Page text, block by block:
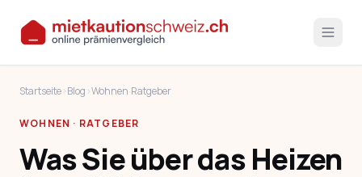
Startseite›Blog ›Wohnen·Ratgeber
WOHNEN · RATGEBER
Was Sie über das Heizen